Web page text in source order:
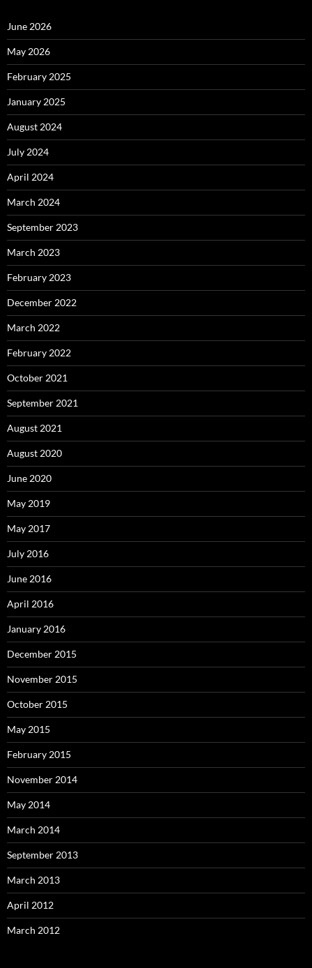
June 2026
May 2026
February 2025
January 2025
August 2024
July 2024
April 2024
March 2024
September 2023
March 2023
February 2023
December 2022
March 2022
February 2022
October 2021
September 2021
August 2021
August 2020
June 2020
May 2019
May 2017
July 2016
June 2016
April 2016
January 2016
December 2015
November 2015
October 2015
May 2015
February 2015
November 2014
May 2014
March 2014
September 2013
March 2013
April 2012
March 2012